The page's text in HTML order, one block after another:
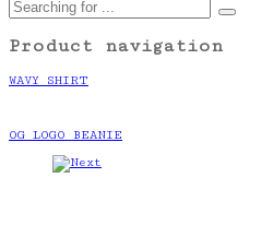
Product navigation
WAVY SHIRT
OG LOGO BEANIE